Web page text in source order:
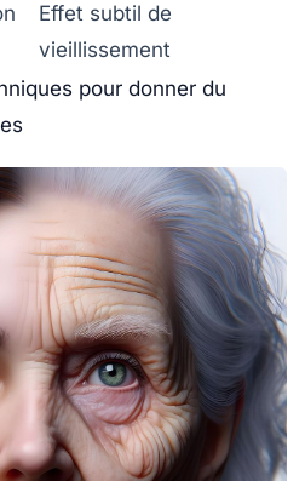
Effet subtil de
vieillissement
pour donner du